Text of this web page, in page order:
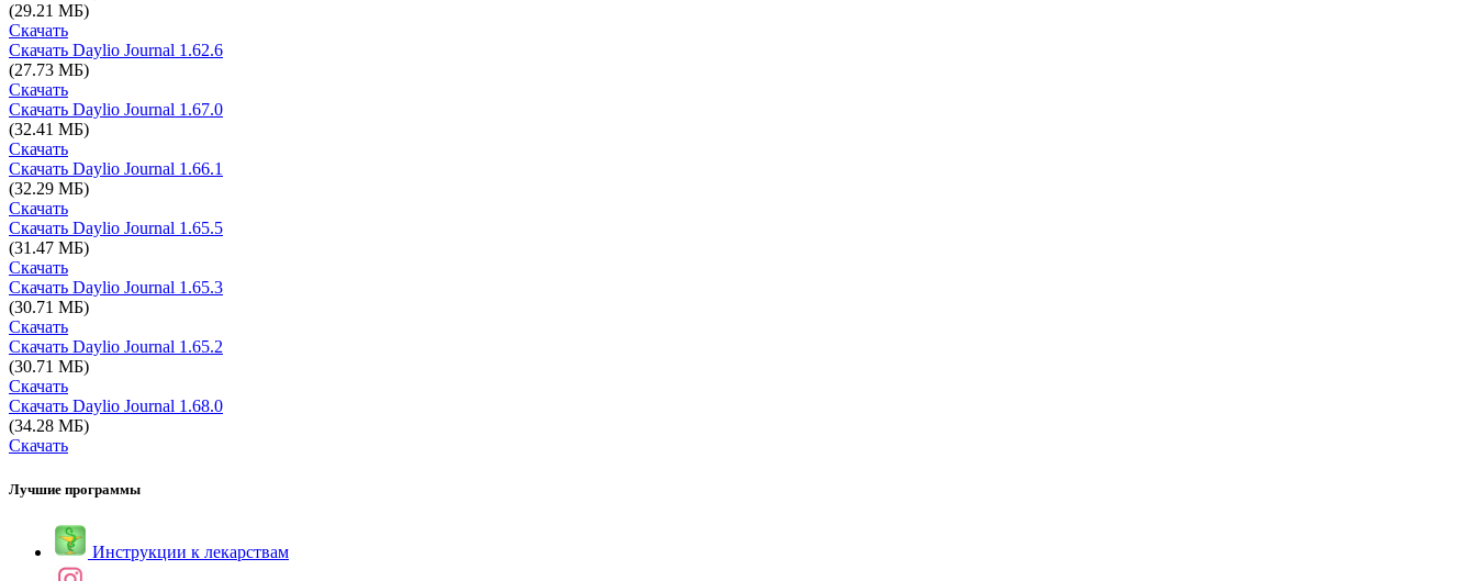
(29.21 МБ)
Скачать
Скачать Daylio Journal 1.62.6
(27.73 МБ)
Скачать
Скачать Daylio Journal 1.67.0
(32.41 МБ)
Скачать
Скачать Daylio Journal 1.66.1
(32.29 МБ)
Скачать
Скачать Daylio Journal 1.65.5
(31.47 МБ)
Скачать
Скачать Daylio Journal 1.65.3
(30.71 МБ)
Скачать
Скачать Daylio Journal 1.65.2
(30.71 МБ)
Скачать
Скачать Daylio Journal 1.68.0
(34.28 МБ)
Скачать
Лучшие программы
Инструкции к лекарствам